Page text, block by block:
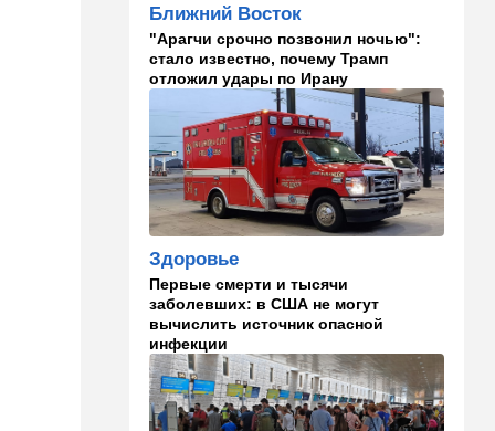
13:35 В мире
Полное затмение — не для
Израиля: куда ехать за
редким зрелищем 12 августа
12:40 В мире
Этна разбушевалась:
Сицилия закрыла один из
аэропортов. ВИДЕО
12:30 В мире
Российский след? В
Германии предотвратили
покушение на
производителя дронов для
Украины
11:45 Израиль
Ближний Восток
"Арагчи срочно позвонил ночью":
стало известно, почему Трамп
отложил удары по Ирану
Здоровье
Первые смерти и тысячи
заболевших: в США не могут
вычислить источник опасной
инфекции